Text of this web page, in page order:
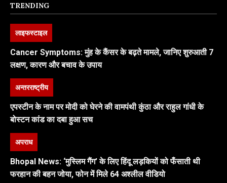
TRENDING
लाइफस्टाइल
Cancer Symptoms: मुंह के कैंसर के बढ़ते मामले, जानिए शुरुआती 7
लक्षण, कारण और बचाव के उपाय
अन्तरराष्ट्रीय
एपस्टीन के नाम पर मोदी को घेरने की वामपंथी कुंठा और राहुल गांधी के
बोस्टन कांड का दबा हुआ सच
अपराध
Bhopal News: ‘मुस्लिम गैंग’ के लिए हिंदू लड़कियों को फँसाती थी
फरहान की बहन जोया, फोन में मिले 64 अश्लील वीडियो